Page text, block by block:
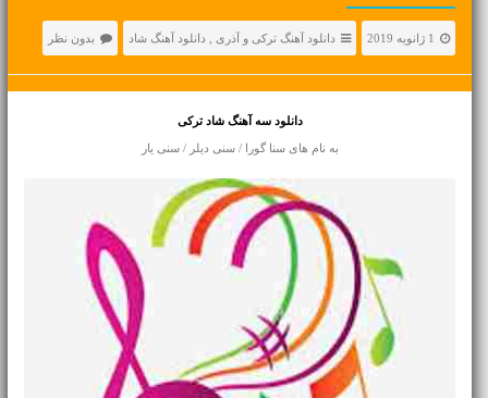
1 ژانویه 2019 دانلود آهنگ ترکی و آذری دانلود آهنگ شاد بدون نظر
دانلود سه آهنگ شاد ترکی
به نام های سنا گورا / سنی دیلر / سنی یار